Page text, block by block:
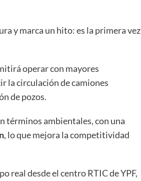
y marca un hito: es la primera vez
operar con mayores
la circulación de camiones
de pozos.
términos ambientales, con una
, lo que mejora la competitividad
real desde el centro RTIC de YPF,